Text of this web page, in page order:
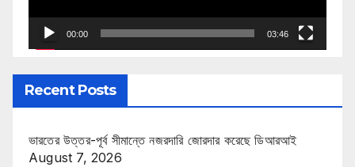
00:00 03:46
Recent Posts
ভারতের উত্তর-পূর্ব সীমান্তে নজরদারি জোরদার করেছে ডিআরআই
August 7, 2026